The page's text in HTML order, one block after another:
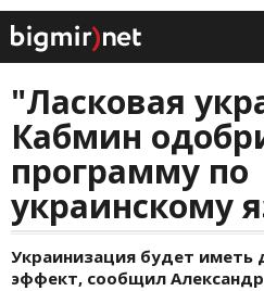
"Ласковая
Кабмин
программу по
украинскому
Украинизация будет иметь
эффект, сообщил